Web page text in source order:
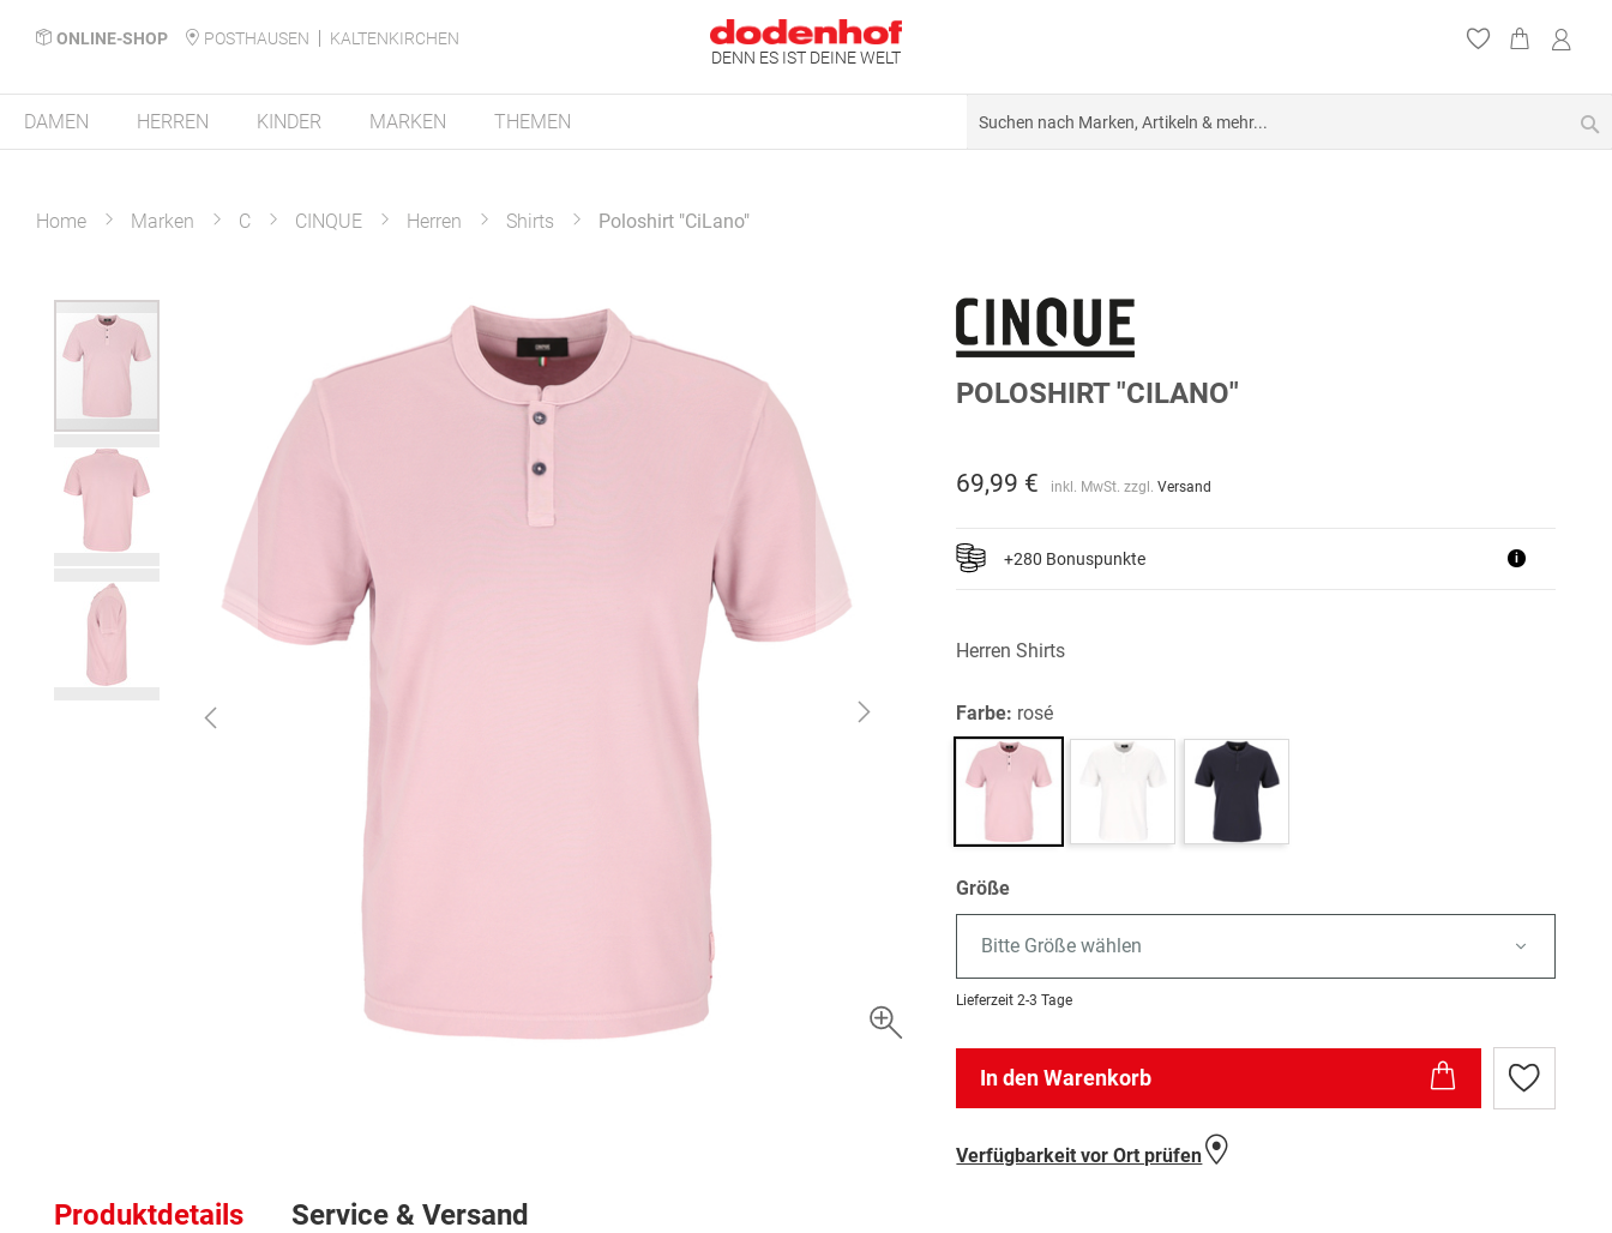
ONLINE-SHOP POSTHAUSEN
KALTENKIRCHEN
DENN ES IST DEINE WELT
DAMEN HERREN KINDER MARKEN THEMEN
Home Marken C CINQUE Herren Shirts Poloshirt "CiLano"
Zum
Ende
der
Bildergalerie
Bildergalerie
POLOSHIRT "CILANO"
69,99 € inkl. MwSt. zzgl.Versand
+280 Bonuspunkte i
Herren Shirts
Farbe: rosé
Größe
Bitte Größe wählen
Lieferzeit 2-3 Tage
In den Warenkorb
Zur
Wunschliste
Verfügbarkeit vor Ort prüfen
Produktdetails Service & Versand